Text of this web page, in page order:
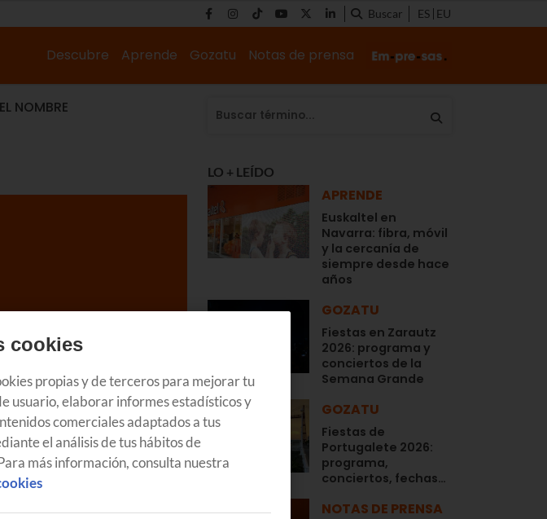
Buscar ES EU
Descubre Aprende Gozatu Notas de prensa
NOMBRE
LO + LEÍDO
APRENDE
Euskaltel en
Navarra: fibra, móvil
y la cercanía de
siempre desde hace
años
GOZATU
Fiestas en Zarautz
2026: programa y
conciertos de la
Semana Grande
GOZATU
Fiestas de
Portugalete 2026:
programa,
conciertos, fechas…
NOTAS DE PRENSA
cookies
propias y de terceros para mejorar tu
usuario, elaborar informes estadísticos y
comerciales adaptados a tus
el análisis de tus hábitos de
más información, consulta nuestra